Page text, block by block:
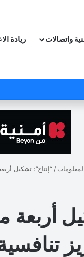
واتصالات ريادة
/ “إنتاج”: تشكيل